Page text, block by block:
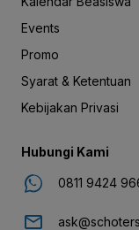
Events
Promo
Syarat & Ketentuan
Kebijakan Privasi
Hubungi Kami
0811 9424